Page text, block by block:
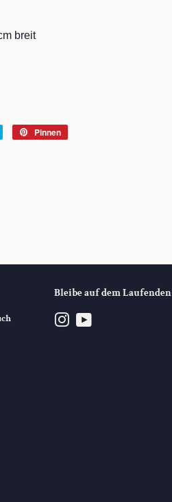
breit
Pinnen
Bleibe auf dem Laufenden
Instagram